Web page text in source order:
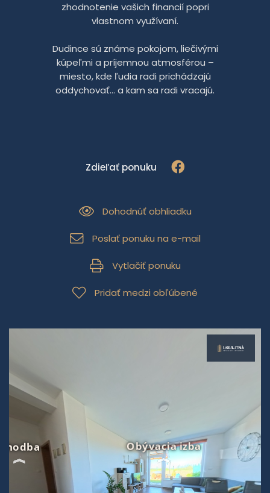
zhodnotenie vašich financií popri
vlastnom využívaní.
Dudince sú známe pokojom, liečivými
kúpeľmi a príjemnou atmosférou –
miesto, kde ľudia radi prichádzajú
oddychovať… a kam sa radi vracajú.
Zdieľať ponuku
Dohodnúť obhliadku
Poslať ponuku na e-mail
Vytlačiť ponuku
Pridať medzi obľúbené